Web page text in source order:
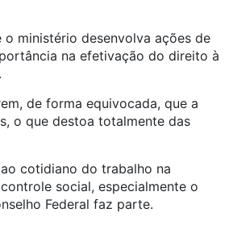
o ministério desenvolva ações de
na efetivação do direito à
de forma equivocada, que a
o que destoa totalmente das
cotidiano do trabalho na
social, especialmente o
Federal faz parte.